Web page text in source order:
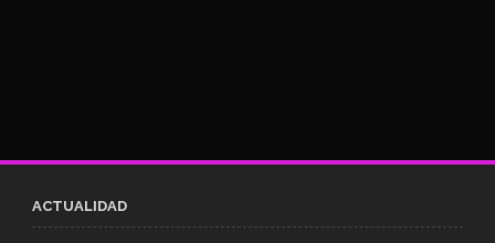
ACTUALIDAD